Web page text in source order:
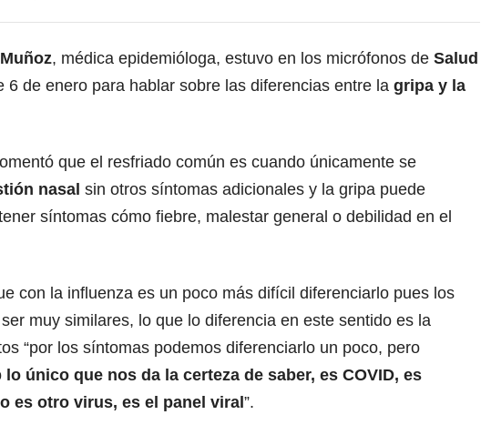
, médica epidemióloga, estuvo en los micrófonos de Salud
6 de enero para hablar sobre las diferencias entre la gripa y la
que el resfriado común es cuando únicamente se
nasal sin otros síntomas adicionales y la gripa puede
síntomas cómo fiebre, malestar general o debilidad en el
con la influenza es un poco más difícil diferenciarlo pues los
muy similares, lo que lo diferencia en este sentido es la
“por los síntomas podemos diferenciarlo un poco, pero
lo único que nos da la certeza de saber, es COVID, es
es otro virus, es el panel viral ”.